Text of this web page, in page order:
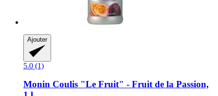
Ajouter
5.0 (1)
Monin Coulis "Le Fruit" -​ Fruit de la Passion,